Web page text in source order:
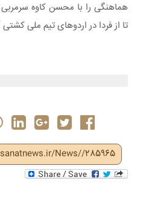
هماهنگی را با محسن کاوه سرمربی
تا از فردا در اردوهای تیم ملی
News//285965